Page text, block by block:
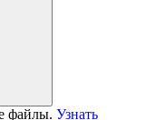
файлы. Узнать